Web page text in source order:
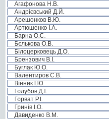
Агафонова Н.В.
Андрієвський Д.Й.
Арешонков В.Ю.
Артюшенко І.А.
Барна О.С.
Бєлькова О.В.
Білоцерковець Д.О.
Брензович В.І.
Буглак Ю.О.
Валентиров С.В.
Вінник І.Ю.
Голубов Д.І.
Горват Р.І.
Гринів І.О.
Давиденко В.М.